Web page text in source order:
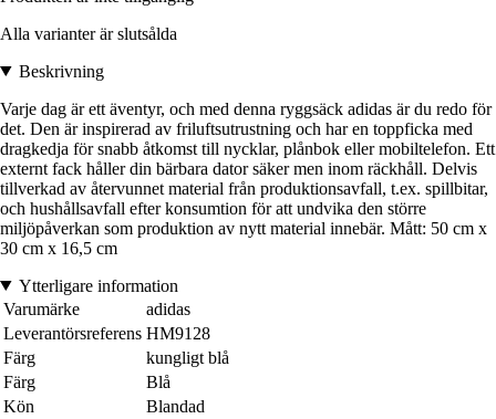
Alla varianter är slutsålda
Beskrivning
Varje dag är ett äventyr, och med denna ryggsäck adidas är du redo för
det. Den är inspirerad av friluftsutrustning och har en toppficka med
dragkedja för snabb åtkomst till nycklar, plånbok eller mobiltelefon. Ett
externt fack håller din bärbara dator säker men inom räckhåll. Delvis
tillverkad av återvunnet material från produktionsavfall, t.ex. spillbitar,
och hushållsavfall efter konsumtion för att undvika den större
miljöpåverkan som produktion av nytt material innebär. Mått: 50 cm x
30 cm x 16,5 cm
Ytterligare information
Varumärke
adidas
Leverantörsreferens HM9128
Färg
kungligt blå
Färg
Blå
Kön
Blandad